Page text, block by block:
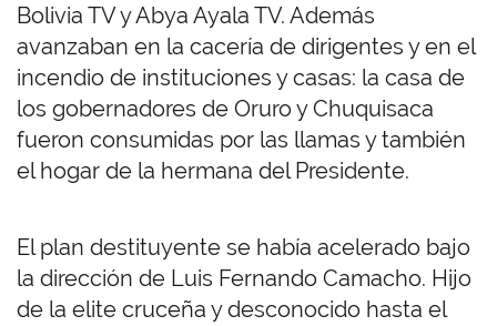
Bolivia TV y Abya Ayala TV. Además
avanzaban en la cacería de dirigentes y en el
incendio de instituciones y casas: la casa de
los gobernadores de Oruro y Chuquisaca
fueron consumidas por las llamas y también
el hogar de la hermana del Presidente.
El plan destituyente se había acelerado bajo
la dirección de Luis Fernando Camacho. Hijo
de la elite cruceña y desconocido hasta el